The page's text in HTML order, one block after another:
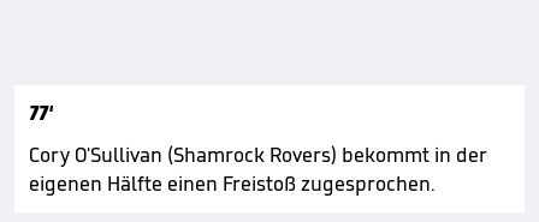
77'
Cory O'Sullivan (Shamrock Rovers) bekommt in der
eigenen Hälfte einen Freistoß zugesprochen.